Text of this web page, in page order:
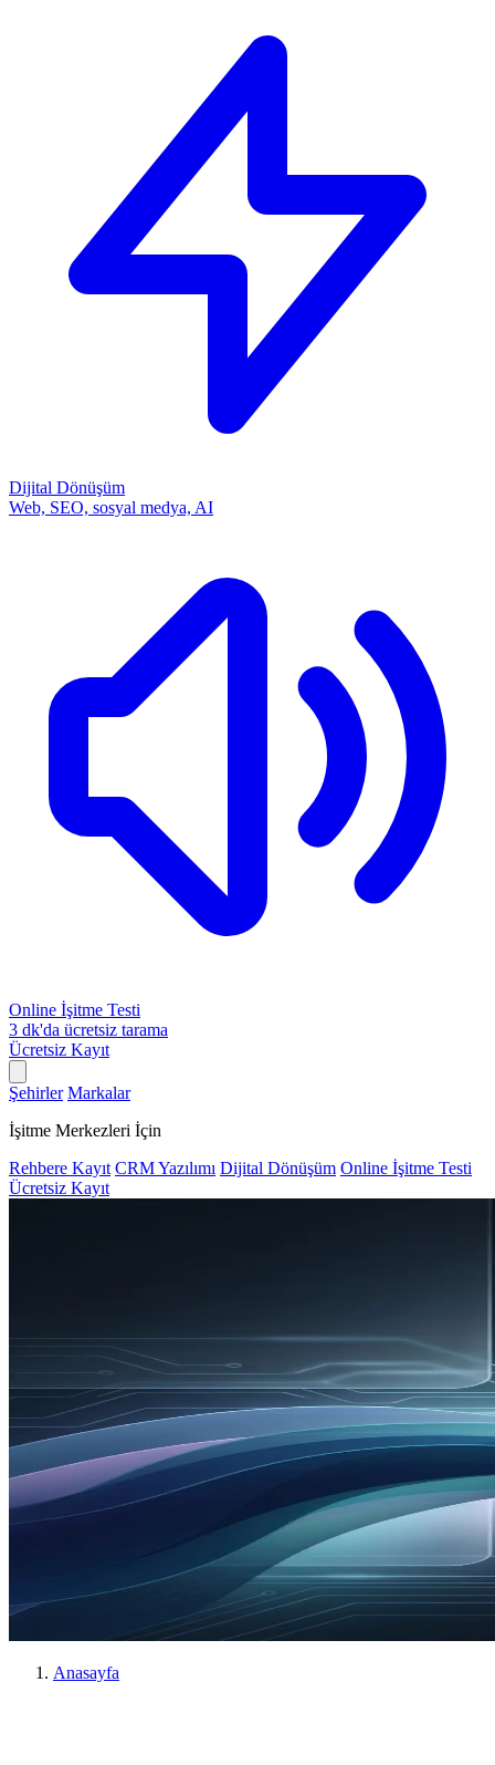
Dijital Dönüşüm
Web, SEO, sosyal medya, AI
Online İşitme Testi
3 dk'da ücretsiz tarama
Ücretsiz Kayıt
Şehirler Markalar
İşitme Merkezleri İçin
Rehbere Kayıt CRM Yazılımı Dijital Dönüşüm Online İşitme Testi
Ücretsiz Kayıt
Anasayfa